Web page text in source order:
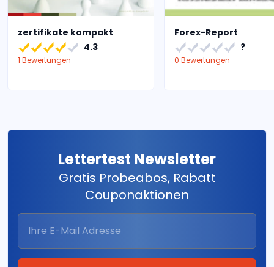
zertifikate kompakt
4.3
1 Bewertungen
Forex-Report
?
0 Bewertungen
Lettertest Newsletter
Gratis Probeabos, Rabatt
Couponaktionen